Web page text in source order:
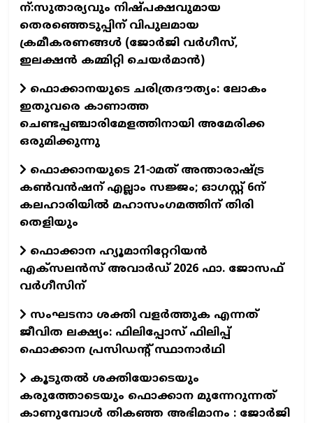
ന്:സുതാര്യവും നിഷ്പക്ഷവുമായ
തെരഞ്ഞെടുപ്പിന് വിപുലമായ
ക്രമീകരണങ്ങൾ (ജോർജി വർഗീസ്,
ഇലക്ഷൻ കമ്മിറ്റി ചെയർമാൻ)
ഫൊക്കാനയുടെ ചരിത്രദൗത്യം: ലോകം
ഇതുവരെ കാണാത്ത
ചെണ്ടപ്പഞ്ചാരിമേളത്തിനായി അമേരിക്ക
ഒരുമിക്കുന്നു
ഫൊക്കാനയുടെ 21-ാമത് അന്താരാഷ്ട്ര
കൺവൻഷന് എല്ലാം സജ്ജം; ഓഗസ്റ്റ് 6ന്
കലഹാരിയിൽ മഹാസംഗമത്തിന് തിരി
തെളിയും
ഫൊക്കാന ഹ്യൂമാനിറ്റേറിയന്‍
എക്‌സലന്‍സ് അവാര്‍ഡ് 2026 ഫാ. ജോസഫ്
വര്‍ഗീസിന്
സംഘടനാ ശക്തി വളർത്തുക എന്നത്
ജീവിത ലക്ഷ്യം: ഫിലിപ്പോസ് ഫിലിപ്പ്
ഫൊക്കാന പ്രസിഡന്റ് സ്ഥാനാർഥി
കൂടുതൽ ശക്തിയോടെയും
കരുത്തോടെയും ഫൊക്കാന മുന്നേറുന്നത്
കാണുമ്പോൾ തികഞ്ഞ അഭിമാനം : ജോർജി